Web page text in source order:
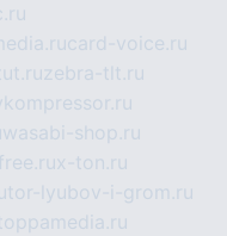
card-voice.ru
zebra-tlt.ru
wasabi-shop.ru
x-ton.ru
tor-lyubov-i-grom.ru